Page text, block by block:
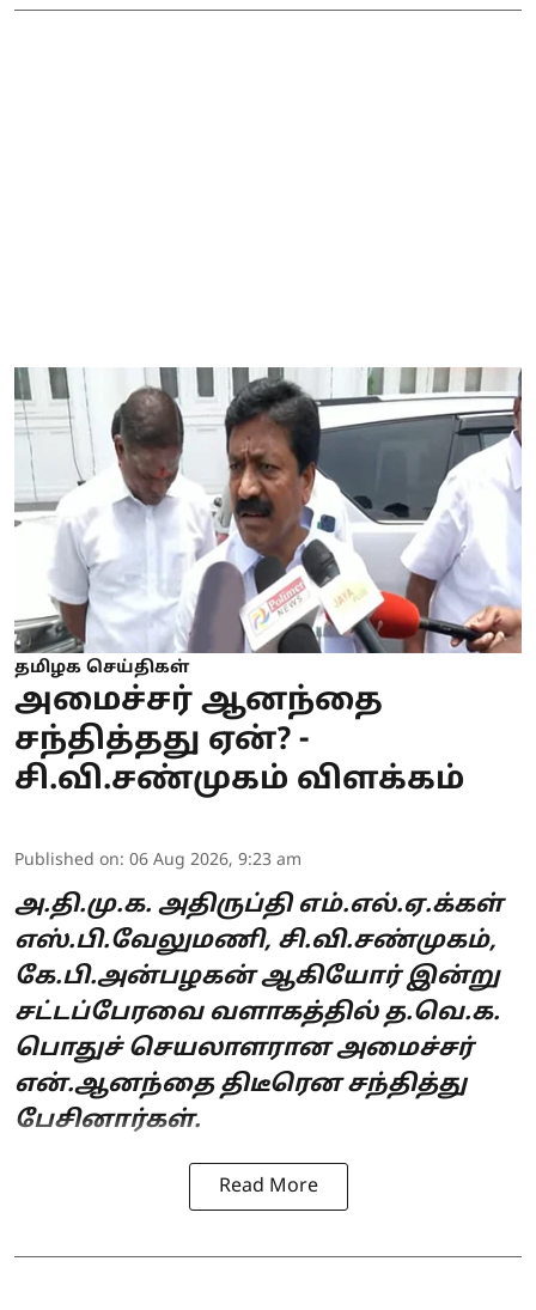
தமிழக செய்திகள்
அமைச்சர் ஆனந்தை
சந்தித்தது ஏன்? -
சி.வி.சண்முகம் விளக்கம்
Published on: 06 Aug 2026, 9:23 am
அ.தி.மு.க. அதிருப்தி எம்.எல்.ஏ.க்கள்
எஸ்.பி.வேலுமணி, சி.வி.சண்முகம்,
கே.பி.அன்பழகன் ஆகியோர் இன்று
சட்டப்பேரவை வளாகத்தில் த.வெ.க.
பொதுச் செயலாளரான அமைச்சர்
என்.ஆனந்தை திடீரென சந்தித்து
பேசினார்கள்.
Read More